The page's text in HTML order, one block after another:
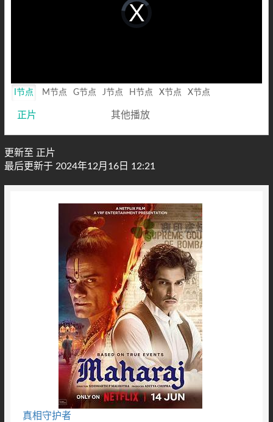
Video
Player
loading.
I节点 M节点 G节点 J节点 H节点 X节点 X节点
正片 其他播放
更新至 正片
最后更新于 2024年12月16日 12:21
真相守护者